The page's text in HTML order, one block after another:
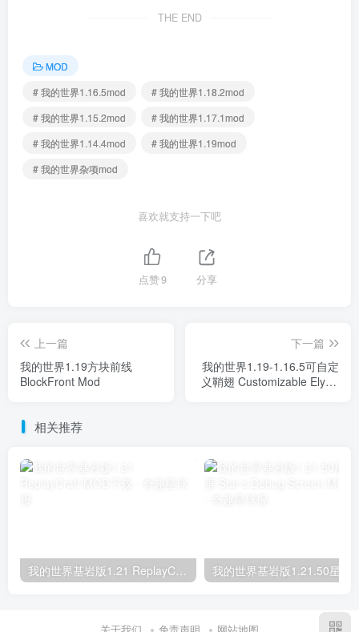
THE END
MOD
# 我的世界1.16.5mod
# 我的世界1.18.2mod
# 我的世界1.15.2mod
# 我的世界1.17.1mod
# 我的世界1.14.4mod
# 我的世界1.19mod
# 我的世界杂项mod
喜欢就支持一下吧
点赞9 分享
上一篇
我的世界1.19方块前线
BlockFront Mod
下一篇
我的世界1.19-1.16.5可自定
义鞘翅 Customizable Elytra
相关推荐
我的世界基岩版1.21 ReplayCraft MOD下载